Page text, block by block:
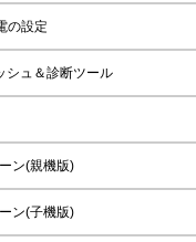
の設定
シュ＆診断ツール
ン(親機版)
ン(子機版)